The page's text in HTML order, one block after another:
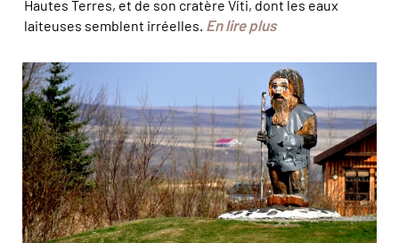
Hautes Terres, et de son cratère Víti, dont les eaux
laiteuses semblent irréelles. En lire plus
Les spécialistes affirment qu’il ne reste plus que
quelques trolls en Islande. © Isabelle Compoint